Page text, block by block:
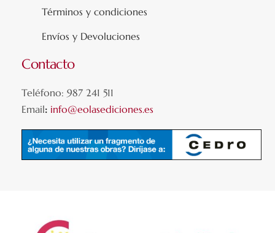
Términos y condiciones
Envíos y Devoluciones
Contacto
Teléfono: 987 241 511
Email: info@eolasediciones.es